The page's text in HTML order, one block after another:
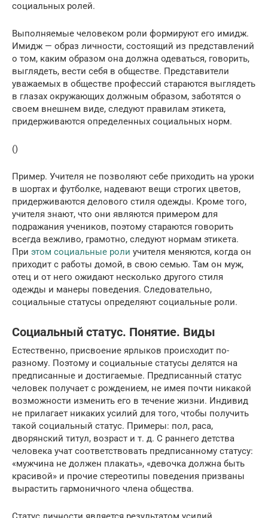
социальных ролей.
Выполняемые человеком роли формируют его имидж.
Имидж — образ личности, состоящий из представлений
о том, каким образом она должна одеваться, говорить,
выглядеть, вести себя в обществе. Представители
уважаемых в обществе профессий стараются выглядеть
в глазах окружающих должным образом, заботятся о
своем внешнем виде, следуют правилам этикета,
придерживаются определенных социальных норм.
()
Пример. Учителя не позволяют себе приходить на уроки
в шортах и футболке, надевают вещи строгих цветов,
придерживаются делового стиля одежды. Кроме того,
учителя знают, что они являются примером для
подражания учеников, поэтому стараются говорить
всегда вежливо, грамотно, следуют нормам этикета.
При этом социальные роли учителя меняются, когда он
приходит с работы домой, в свою семью. Там он муж,
отец и от него ожидают несколько другого стиля
одежды и манеры поведения. Следовательно,
социальные статусы определяют социальные роли.
Социальный статус. Понятие. Виды
Естественно, присвоение ярлыков происходит по-
разному. Поэтому и социальные статусы делятся на
предписанные и достигаемые. Предписанный статус
человек получает с рождением, не имея почти никакой
возможности изменить его в течение жизни. Индивид
не прилагает никаких усилий для того, чтобы получить
такой социальный статус. Примеры: пол, раса,
дворянский титул, возраст и т. д. С раннего детства
человека учат соответствовать предписанному статусу:
«мужчина не должен плакать», «девочка должна быть
красивой» и прочие стереотипы поведения призваны
вырастить гармоничного члена общества.